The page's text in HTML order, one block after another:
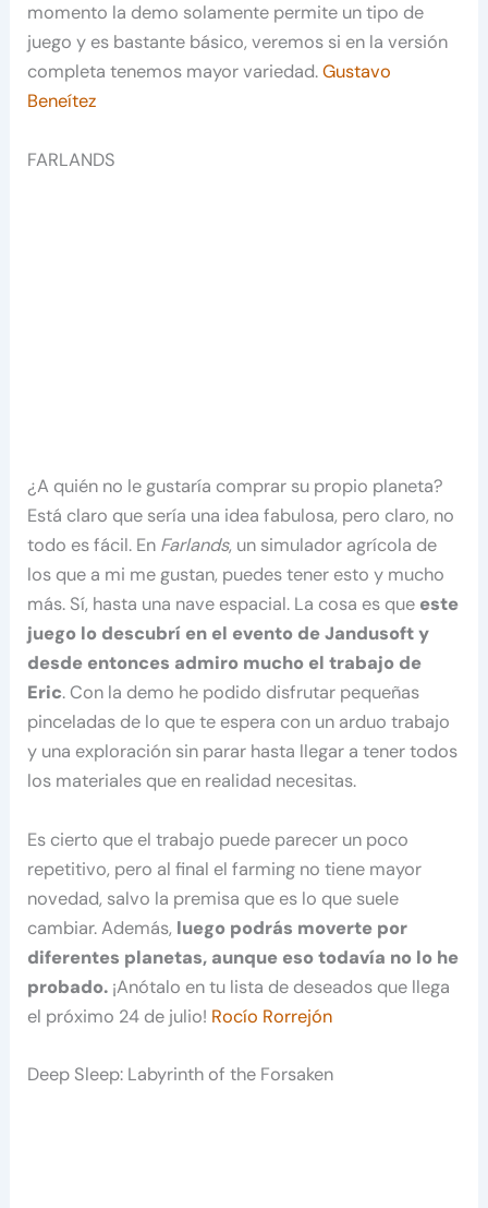
momento la demo solamente permite un tipo de
juego y es bastante básico, veremos si en la versión
completa tenemos mayor variedad.Gustavo
Beneítez
FARLANDS
¿A quién no le gustaría comprar su propio planeta?
Está claro que sería una idea fabulosa, pero claro, no
todo es fácil. En Farlands, un simulador agrícola de
los que a mi me gustan, puedes tener esto y mucho
más. Sí, hasta una nave espacial. La cosa es que este
juego lo descubrí en el evento de Jandusoft y
desde entonces admiro mucho el trabajo de
Eric. Con la demo he podido disfrutar pequeñas
pinceladas de lo que te espera con un arduo trabajo
y una exploración sin parar hasta llegar a tener todos
los materiales que en realidad necesitas.
Es cierto que el trabajo puede parecer un poco
repetitivo, pero al final el farming no tiene mayor
novedad, salvo la premisa que es lo que suele
cambiar. Además, luego podrás moverte por
diferentes planetas, aunque eso todavía no lo he
probado. ¡Anótalo en tu lista de deseados que llega
el próximo 24 de julio! Rocío Rorrejón
Deep Sleep: Labyrinth of the Forsaken